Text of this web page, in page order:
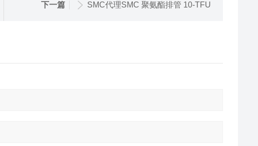
下一篇 SMC代理SMC 聚氨酯排管 10-TFU